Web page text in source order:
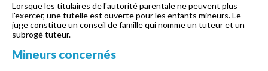
Lorsque les titulaires de l'autorité parentale ne peuvent plus
l'exercer, une tutelle est ouverte pour les enfants mineurs. Le
juge constitue un conseil de famille qui nomme un tuteur et un
subrogé tuteur.
Mineurs concernés